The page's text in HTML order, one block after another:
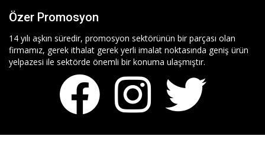
Özer Promosyon
14 yılı aşkın süredir, promosyon sektörünün bir parçası olan
firmamız, gerek ithalat gerek yerli imalat noktasında geniş ürün
yelpazesi ile sektörde önemli bir konuma ulaşmıştır.